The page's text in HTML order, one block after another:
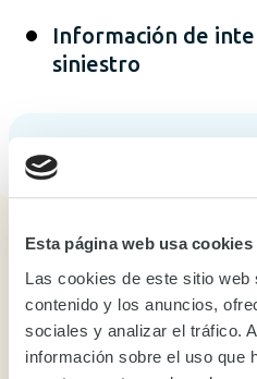
Esta página web usa cookies
Las cookies de este sitio
contenido y los anuncios,
sociales y analizar el tráfico.
información sobre el uso que
Información de
siniestro
Información de interés
Código de Comercio,
cuantía de la pérdida, si
corresponderá demostrar los
que sean excluyentes de su